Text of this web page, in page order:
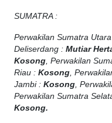
SUMATRA :
Perwakilan Sumatra
Deliserdang : Mutiar
Kosong, Perwakilan
Riau : Kosong,
Jambi : Kosong,
Perwakilan Sumatra
Kosong.